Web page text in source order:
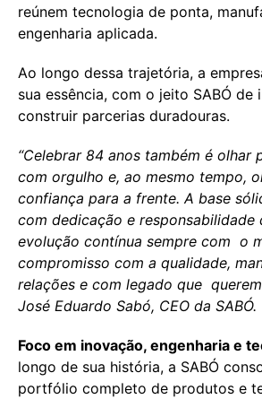
reúnem tecnologia de ponta,
engenharia aplicada.
Ao longo dessa trajetória, a
sua essência, com o jeito SABÓ de
construir parcerias duradouras.
“Celebrar 84 anos também é olhar
com orgulho e, ao mesmo tempo,
confiança para a frente. A base
com dedicação e responsabilidade
evolução contínua sempre com o
compromisso com a qualidade,
relações e com legado que
José Eduardo Sabó, CEO da SABÓ.
Foco em inovação, engenharia e
longo de sua história, a SABÓ
portfólio completo de produtos e